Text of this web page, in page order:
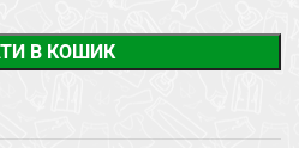
В КОШИК